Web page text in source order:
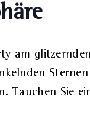
am
Tauchen Sie